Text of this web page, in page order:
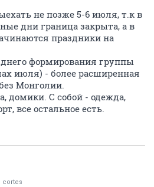
не позже 5-6 июля, т.к в
дни граница закрыта, а в
праздники на
формирования группы
июля) - более расширенная
Монголии.
домики. С собой - одежда,
все остальное есть.
cortes